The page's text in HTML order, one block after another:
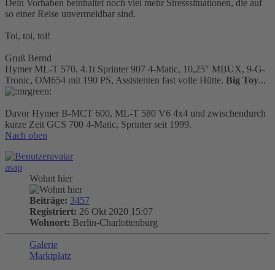
Dein Vorhaben beinhaltet noch viel mehr Stresssituationen, die auf
so einer Reise unvermeidbar sind.
Toi, toi, toi!
Gruß Bernd
Hymer ML-T 570, 4.1t Sprinter 907 4-Matic, 10,25″ MBUX, 9-G-
Tronic, OM654 mit 190 PS, Assistenten fast volle Hütte. Big Toy...
Davor Hymer B-MCT 600, ML-T 580 V6 4x4 und zwischendurch
kurze Zeit GCS 700 4-Matic, Sprinter seit 1999.
Nach oben
asap
Wohnt hier
Beiträge: 3457
Registriert: 26 Okt 2020 15:07
Wohnort: Berlin-Charlottenburg
Galerie
Marktplatz